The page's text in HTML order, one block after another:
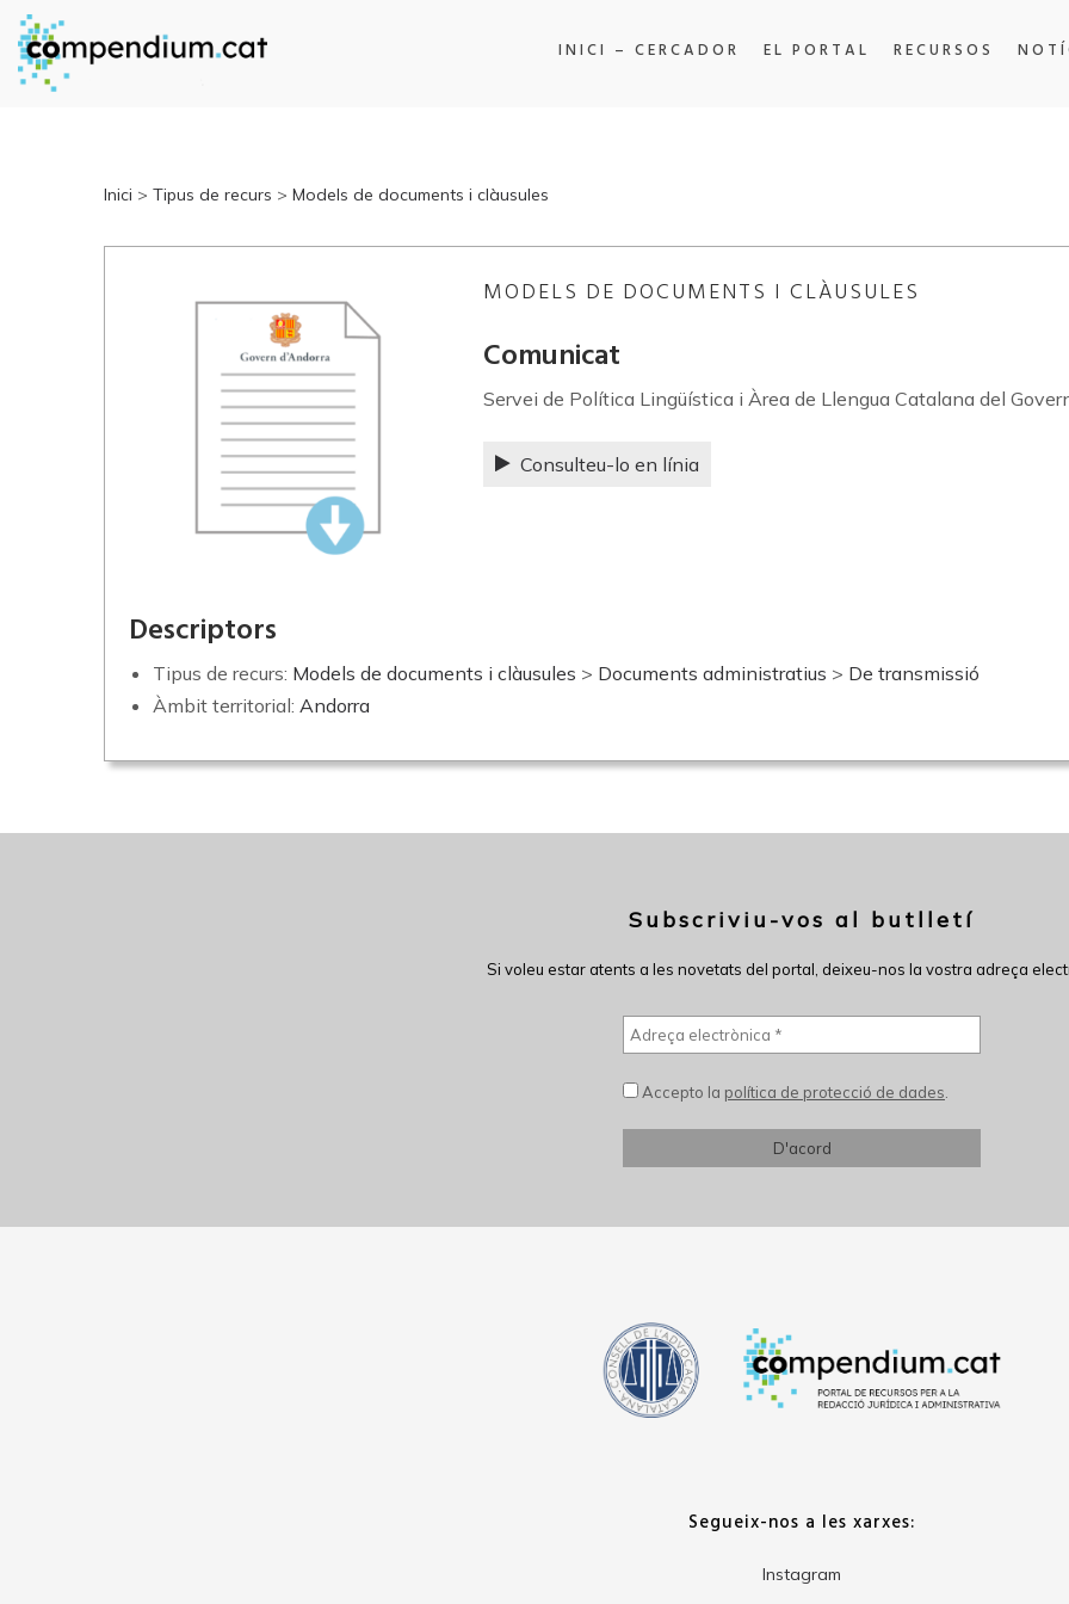
INICI – CERCADOR EL PORTAL RECURSOS
Inici > Tipus de recurs > Models de documents i clàusules
MODELS DE DOCUMENTS I CLÀUSULES
Comunicat
Servei de Política Lingüística i Àrea de Llengua Catalana del
Consulteu-lo en línia
Descriptors
Tipus de recurs: Models de documents i clàusules > Documents administratius > De transmissió
Àmbit territorial: Andorra
Subscriviu-vos al butlletí
Si voleu estar atents a les novetats del portal, deixeu-nos la vostra adreça
Accepto la política de protecció de dades
Segueix-nos a les xarxes:
Instagram